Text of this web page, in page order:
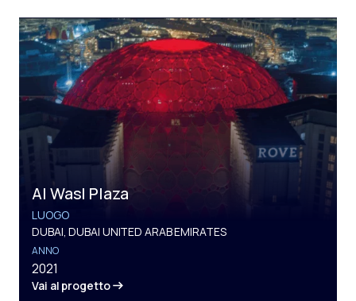
Al Wasl Plaza
LUOGO
DUBAI, DUBAI UNITED ARAB EMIRATES
ANNO
2021
Vai al progetto